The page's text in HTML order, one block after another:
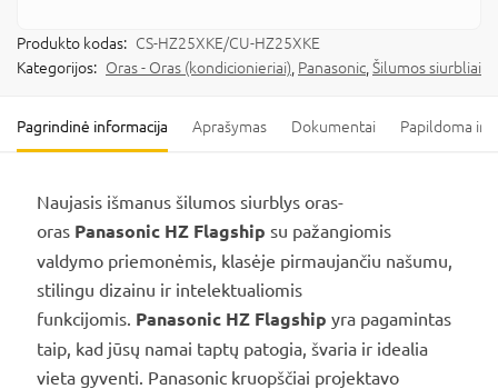
Produkto kodas: CS-HZ25XKE/CU-HZ25XKE
Kategorijos: Oras - Oras (kondicionieriai) Panasonic Šilumos siurbliai
Pagrindinė informacija Aprašymas Dokumentai Papildoma
Naujasis išmanus šilumos siurblys oras-
oras Panasonic HZ Flagship su pažangiomis
valdymo priemonėmis, klasėje pirmaujančiu našumu,
stilingu dizainu ir intelektualiomis
funkcijomis. Panasonic HZ Flagship yra pagamintas
taip, kad jūsų namai taptų patogia, švaria ir idealia
vieta gyventi. Panasonic kruopščiai projektavo